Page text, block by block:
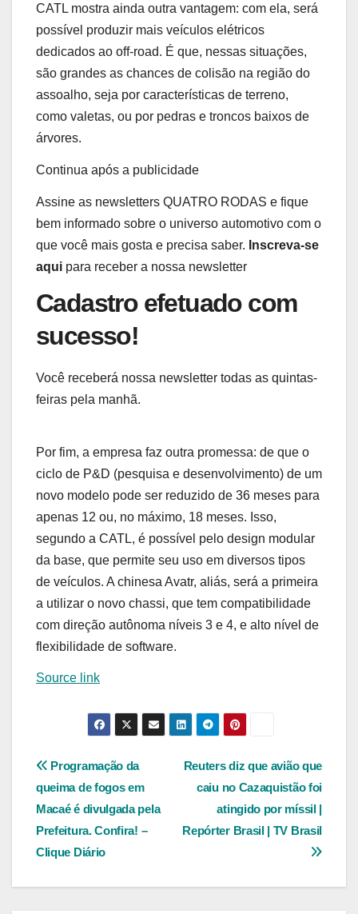
CATL mostra ainda outra vantagem: com ela, será
possível produzir mais veículos elétricos
dedicados ao off-road. É que, nessas situações,
são grandes as chances de colisão na região do
assoalho, seja por características de terreno,
como valetas, ou por pedras e troncos baixos de
árvores.
Continua após a publicidade
Assine as newsletters QUATRO RODAS e fique
bem informado sobre o universo automotivo com o
que você mais gosta e precisa saber. Inscreva-se
aqui para receber a nossa newsletter
Cadastro efetuado com
sucesso!
Você receberá nossa newsletter todas as quintas-
feiras pela manhã.
Por fim, a empresa faz outra promessa: de que o
ciclo de P&D (pesquisa e desenvolvimento) de um
novo modelo pode ser reduzido de 36 meses para
apenas 12 ou, no máximo, 18 meses. Isso,
segundo a CATL, é possível pelo design modular
da base, que permite seu uso em diversos tipos
de veículos. A chinesa Avatr, aliás, será a primeira
a utilizar o novo chassi, que tem compatibilidade
com direção autônoma níveis 3 e 4, e alto nível de
flexibilidade de software.
Source link
Navegação
de
Post
Reuters diz que avião que
caiu no Cazaquistão foi
atingido por míssil |
Repórter Brasil | TV Brasil
Programação da
queima de fogos em
Macaé é divulgada pela
Prefeitura. Confira! –
Clique Diário